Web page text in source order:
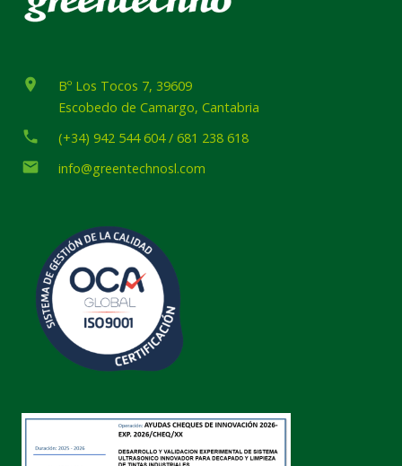
place
Bº Los Tocos 7, 39609
Escobedo de Camargo, Cantabria
phone (+34) 942 544 604 / 681 238 618
email info@greentechnosl.com